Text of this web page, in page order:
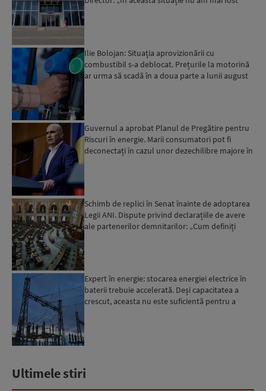
Ilie Bolojan: Situaţia aprovizionării cu
combustibil s-a deblocat. Prețurile la motorină
ar urma să scadă în a doua parte a lunii august
Guvernul a aprobat Planul de Pregătire pentru
Riscuri în energie. Marii consumatori pot fi
deconectați în cazul unor dezechilibre majore în
Schimb de replici în Senat înainte de adoptarea
Legii ANI. Dispute privind declarațiile de avere
ale partenerilor demnitarilor: „Cum definiți
Expert în energie: stocarea energiei electrice în
baterii trebuie accelerată. Deși capacitatea a
crescut, aceasta nu este suficientă pentru a
Ultimele stiri